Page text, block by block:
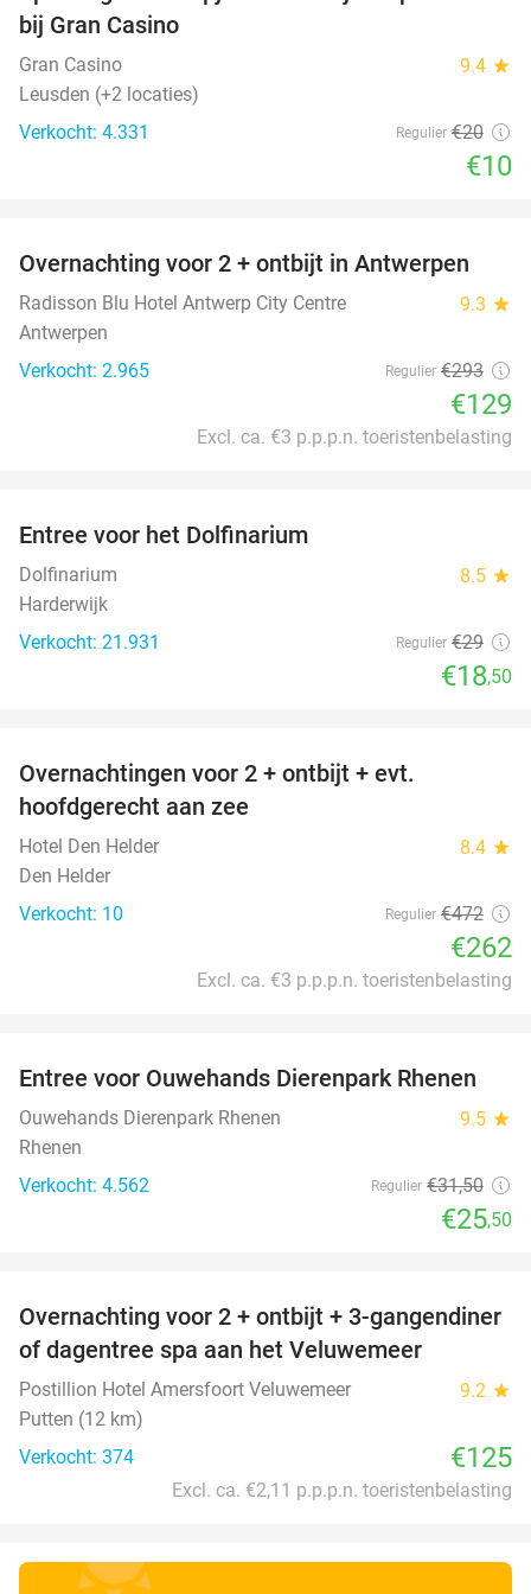
bij Gran Casino
Gran Casino 9.4 star
Leusden (+2 locaties)
Verkocht: 4.331
Regulier €20
€10
56%
Overnachting voor 2 + ontbijt in Antwerpen
Radisson Blu Hotel Antwerp City Centre 9.3 star
Antwerpen
Verkocht: 2.965
Regulier €293
€129
Excl. ca. €3 p.p.p.n. toeristenbelasting
Entree voor het Dolfinarium
Dolfinarium 8.5 star
Harderwijk
Verkocht: 21.931
Regulier €29
€18,50
Overnachtingen voor 2 + ontbijt + evt.
hoofdgerecht aan zee
Hotel Den Helder 8.4 star
Den Helder
Verkocht: 10
Regulier €472
€262
Excl. ca. €3 p.p.p.n. toeristenbelasting
19%
Entree voor Ouwehands Dierenpark Rhenen
Ouwehands Dierenpark Rhenen 9.5 star
Rhenen
Verkocht: 4.562
Regulier €31,50
€25,50
Overnachting voor 2 + ontbijt + 3-gangendiner
of dagentree spa aan het Veluwemeer
Postillion Hotel Amersfoort Veluwemeer 9.2 star
Putten (12 km)
Verkocht: 374
€125
Excl. ca. €2,11 p.p.p.n. toeristenbelasting